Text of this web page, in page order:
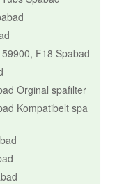
F18 Spabad
Orginal spafilter
Kompatibelt spa